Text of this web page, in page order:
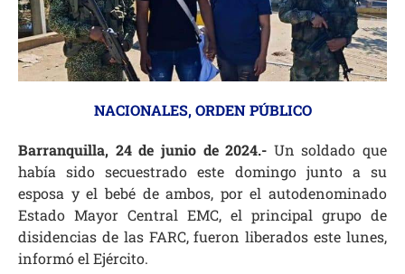
NACIONALES,ORDEN PÚBLICO
Barranquilla, 24 de junio de 2024.- Un soldado que
había sido secuestrado este domingo junto a su
esposa y el bebé de ambos, por el autodenominado
Estado Mayor Central EMC, el principal grupo de
disidencias de las FARC, fueron liberados este lunes,
informó el Ejército.